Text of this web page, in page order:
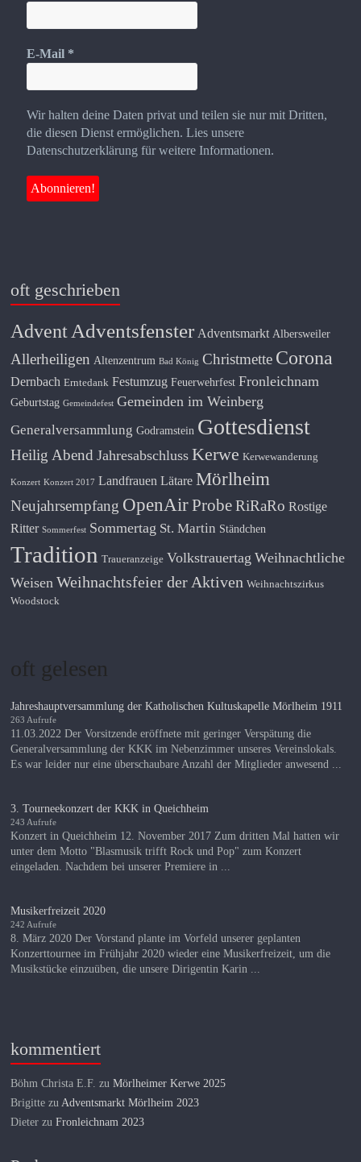
E-Mail *
Wir halten deine Daten privat und teilen sie nur mit Dritten,
die diesen Dienst ermöglichen. Lies unsere
Datenschutzerklärung für weitere Informationen.
oft geschrieben
Advent Adventsfenster Adventsmarkt Albersweiler
Allerheiligen Altenzentrum Bad König Christmette Corona
Dernbach Erntedank Festumzug Feuerwehrfest Fronleichnam
Geburtstag Gemeindefest Gemeinden im Weinberg
Generalversammlung Godramstein Gottesdienst
Heilig Abend Jahresabschluss Kerwe Kerwewanderung
Konzert Konzert 2017 Landfrauen Lätare Mörlheim
Neujahrsempfang OpenAirProbe RiRaRo Rostige
Ritter Sommerfest Sommertag St. Martin Ständchen
Tradition Traueranzeige Volkstrauertag Weihnachtliche
Weisen Weihnachtsfeier der Aktiven Weihnachtszirkus
Woodstock
oft gelesen
Jahreshauptversammlung der Katholischen Kultuskapelle Mörlheim 1911
263 Aufrufe
11.03.2022 Der Vorsitzende eröffnete mit geringer Verspätung die
Generalversammlung der KKK im Nebenzimmer unseres Vereinslokals.
Es war leider nur eine überschaubare Anzahl der Mitglieder anwesend ...
3. Tourneekonzert der KKK in Queichheim
243 Aufrufe
Konzert in Queichheim 12. November 2017 Zum dritten Mal hatten wir
unter dem Motto "Blasmusik trifft Rock und Pop" zum Konzert
eingeladen. Nachdem bei unserer Premiere in ...
Musikerfreizeit 2020
242 Aufrufe
8. März 2020 Der Vorstand plante im Vorfeld unserer geplanten
Konzerttournee im Frühjahr 2020 wieder eine Musikerfreizeit, um die
Musikstücke einzuüben, die unsere Dirigentin Karin ...
kommentiert
Böhm Christa E.F. zuMörlheimer Kerwe 2025
Brigitte zuAdventsmarkt Mörlheim 2023
Dieter zuFronleichnam 2023